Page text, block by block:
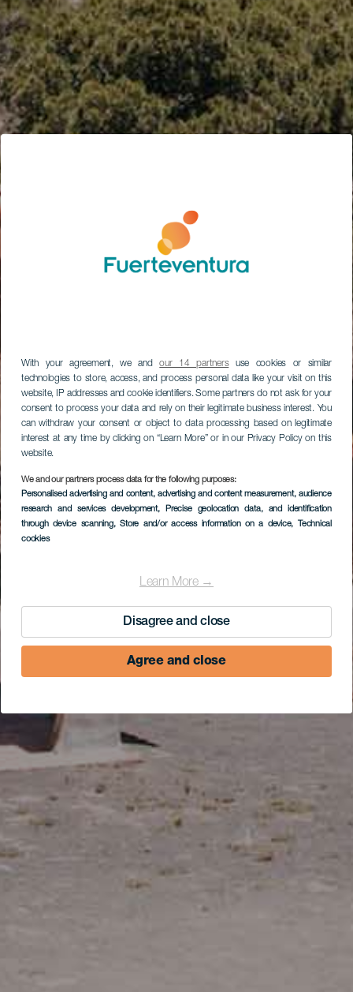
With your agreement, we andour 14 partnersuse cookies or similar
technologies to store, access, and process personal data like your visit on this
website, IP addresses and cookie identifiers. Some partners do not ask for your
consent to process your data and rely on their legitimate business interest. You
can withdraw your consent or object to data processing based on legitimate
interest at any time by clicking on “Learn More” or in our Privacy Policy on this
website.
We and our partners process data for the following purposes:
Personalised advertising and content, advertising and content measurement, audience
research and services development, Precise geolocation data, and identification
through device scanning, Store and/or access information on a device, Technical
cookies
Learn More →
Disagree and close
Agree and close